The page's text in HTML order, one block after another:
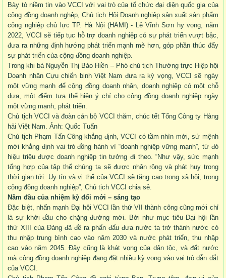
Bày tỏ niềm tin vào VCCI với vai trò của tổ chức đại diện quốc gia của
cộng đồng doanh nghệp, Chủ tịch Hội Doanh nghiệp sản xuất sản phẩm
công nghiệp chủ lực TP. Hà Nội (HAMI) - Lê Vĩnh Sơn hy vọng, năm
2022, VCCI sẽ tiếp tục hỗ trợ doanh nghiệp có sự phát triển vượt bậc,
đưa ra những định hướng phát triển mạnh mẽ hơn, góp phần thúc đẩy
sự phát triển của cộng đồng doanh nghiệp.
Trong khi bà Nguyễn Thị Bảo Hiền – Phó chủ tịch Thường trực Hiệp hội
Doanh nhân Cựu chiến binh Việt Nam đưa ra kỳ vọng, VCCI sẽ ngày
một vững mạnh để cộng đồng doanh nhân, doanh nghiệp có một chỗ
dựa, một điểm tựa thể hiện ý chí cho cộng đồng doanh nghiệp ngày
một vững mạnh, phát triển.
Chủ tịch VCCI và đoàn cán bộ VCCI thăm, chúc tết Tổng Công ty Hàng
hải Việt Nam. Ảnh: Quốc Tuấn
Chủ tịch Phạm Tấn Công khẳng định, VCCI có tầm nhìn mới, sứ mệnh
mới khẳng định vai trò đồng hành vì “doanh nghiệp vững mạnh”, từ đó
hiệu triệu được doanh nghiệp tin tưởng đi theo. “Như vậy, sức mạnh
tổng hợp của tập thể chúng ta sẽ được nhân rộng và phát huy trong
thời gian tới. Uy tín và vị thế của VCCI sẽ tăng cao trong xã hội, trong
cộng đồng doanh nghiệp”, Chủ tịch VCCI chia sẻ.
Năm đầu của nhiệm kỳ đổi mới – sáng tạo
Đặc biệt, nhấn mạnh Đại hội VCCI lần thứ VII thành công cũng mới chỉ
là sự khởi đầu cho chặng đường mới. Bởi như mục tiêu Đại hội lần
thứ XIII của Đảng đã đề ra phấn đấu đưa nước ta trở thành nước có
thu nhập trung bình cao vào năm 2030 và nước phát triển, thu nhập
cao vào năm 2045. Đây cũng là khát vọng của dân tộc, và đất nước
mà cộng đồng doanh nghiệp đang đặt nhiều kỳ vọng vào vai trò dẫn dắt
của VCCI.